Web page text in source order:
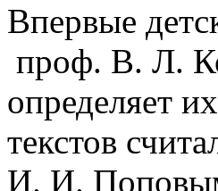
Впервые
проф. В. Л.
определяет
текстов
И. И.